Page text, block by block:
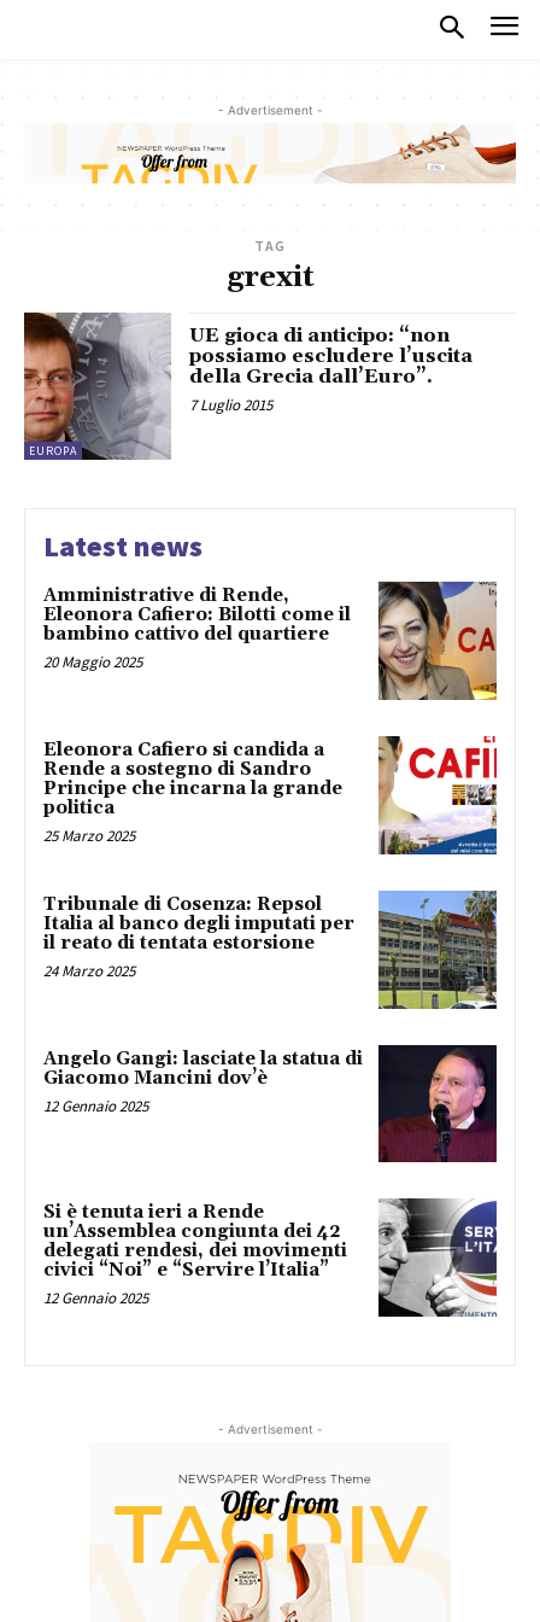
- Advertisement -
TAG
grexit
EUROPA
UE gioca di anticipo: “non
possiamo escludere l’uscita
della Grecia dall’Euro”.
7 Luglio 2015
Latest news
Amministrative di Rende,
Eleonora Cafiero: Bilotti come il
bambino cattivo del quartiere
20 Maggio 2025
Eleonora Cafiero si candida a
Rende a sostegno di Sandro
Principe che incarna la grande
politica
25 Marzo 2025
Tribunale di Cosenza: Repsol
Italia al banco degli imputati per
il reato di tentata estorsione
24 Marzo 2025
Angelo Gangi: lasciate la statua di
Giacomo Mancini dov’è
12 Gennaio 2025
Si è tenuta ieri a Rende
un’Assemblea congiunta dei 42
delegati rendesi, dei movimenti
civici “Noi” e “Servire l’Italia”
12 Gennaio 2025
- Advertisement -